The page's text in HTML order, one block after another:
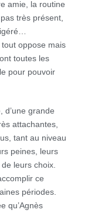
amie, la routine
très présent,
oppose mais
toutes les
pour pouvoir
d’une grande
attachantes,
tant au niveau
peines, leurs
leurs choix.
ce
périodes.
qu’Agnès